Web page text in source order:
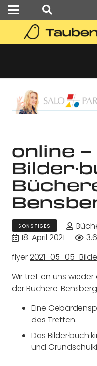
online
SONSTIGES
18. April 2021
flyer
Wir treffen uns wieder
der Bücherei
Eine
das Treffen.
Das
und